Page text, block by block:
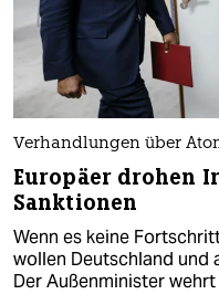
Verhandlungen über
Europäer drohen
Sanktionen
Wenn es keine
wollen Deutschland und
Der Außenminister wehrt